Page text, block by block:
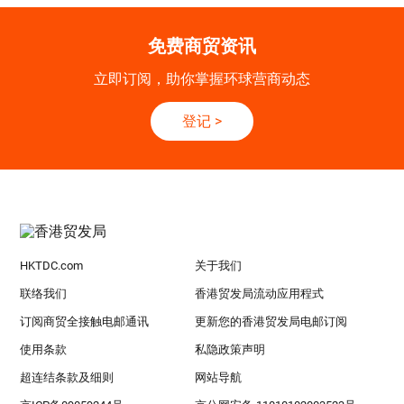
免费商贸资讯
立即订阅，助你掌握环球营商动态
登记 >
HKTDC.com 关于我们
联络我们 香港贸发局流动应用程式
订阅商贸全接触电邮通讯 更新您的香港贸发局电邮订阅
使用条款 私隐政策声明
超连结条款及细则 网站导航